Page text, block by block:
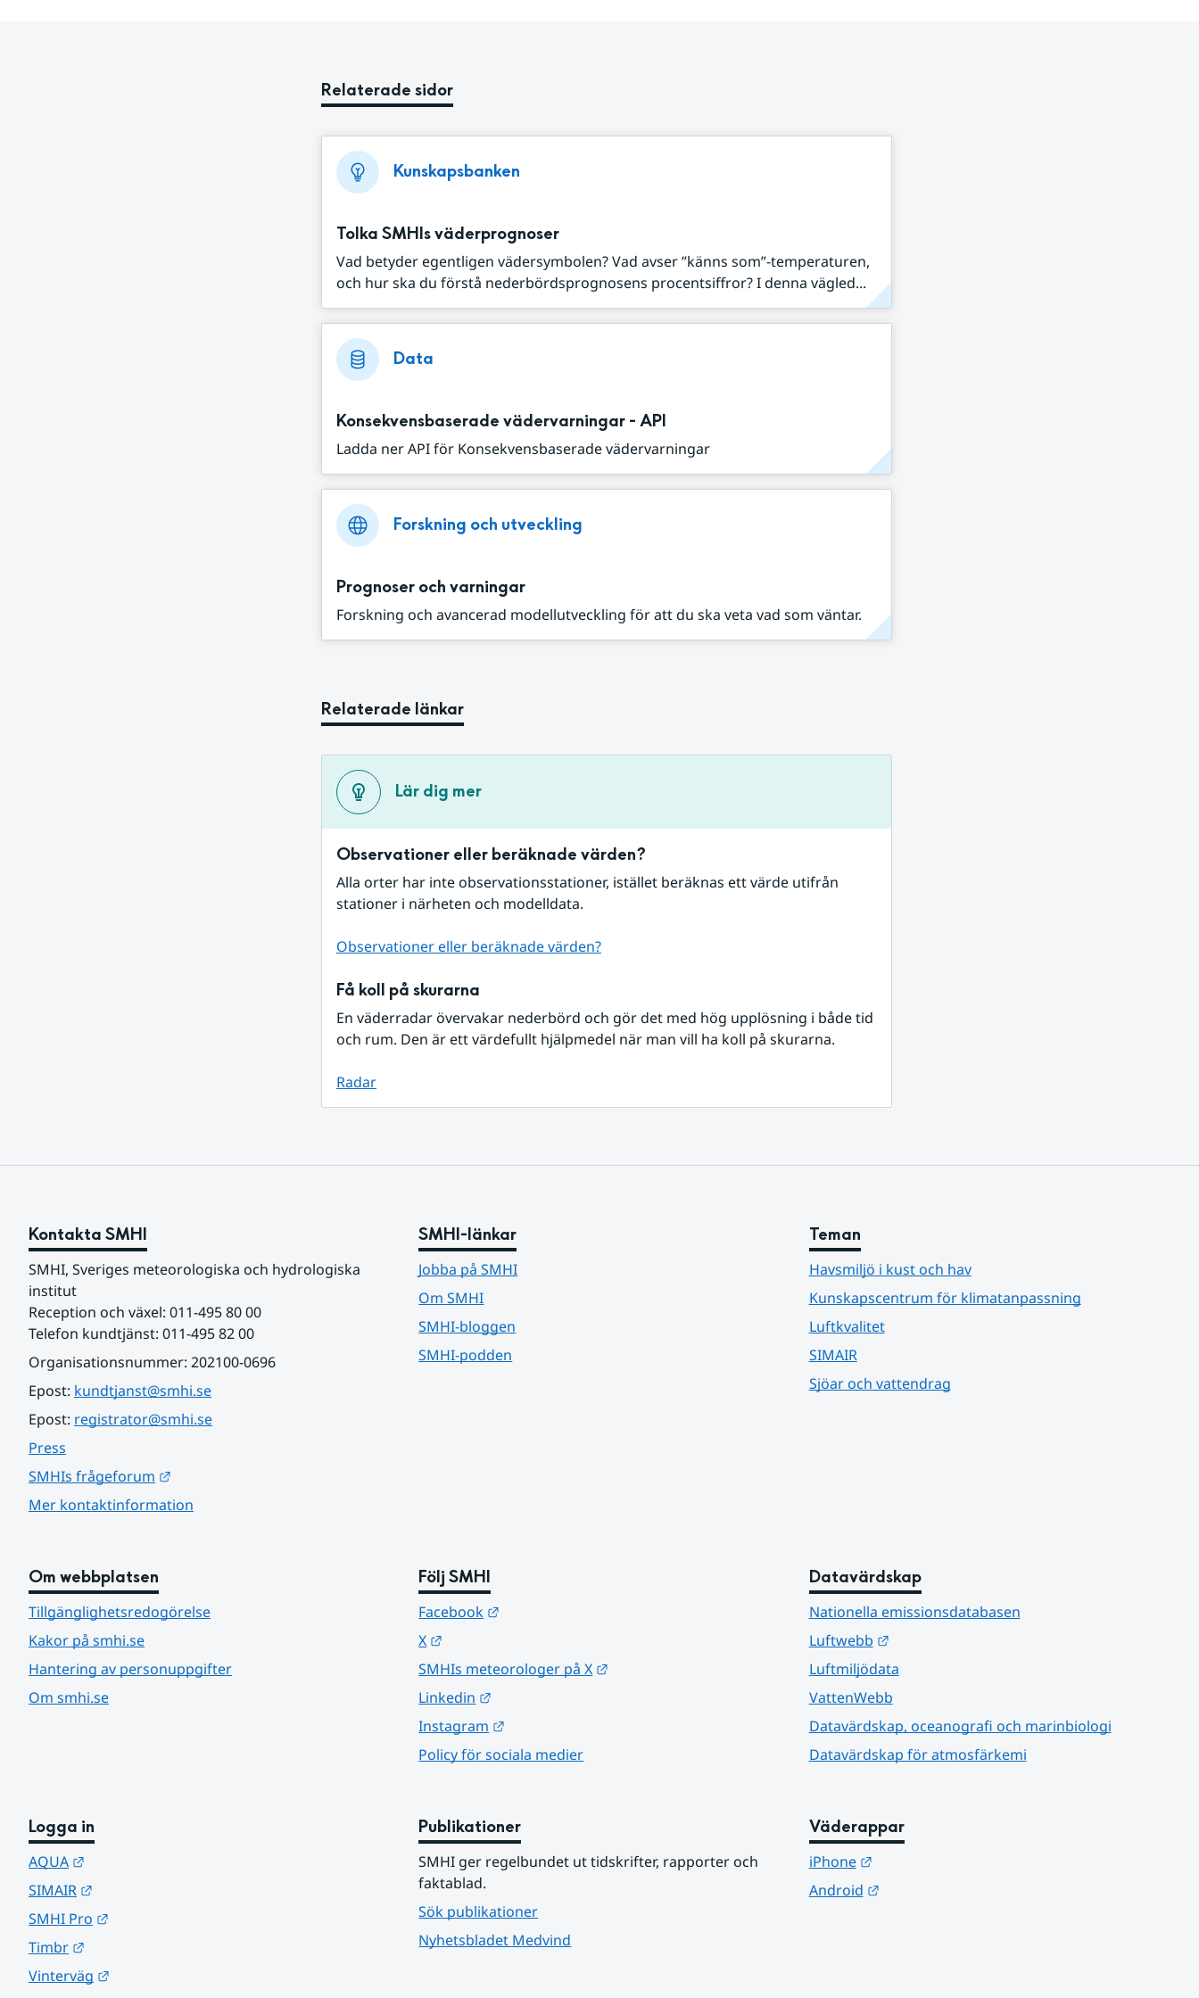
Relaterade sidor
Kunskapsbanken
Tolka SMHIs väderprognoser
Vad betyder egentligen vädersymbolen? Vad avser ”känns som”-temperaturen,
och hur ska du förstå nederbördsprognosens procentsiffror? I denna vägled...
Data
Konsekvensbaserade vädervarningar - API
Ladda ner API för Konsekvensbaserade vädervarningar
Forskning och utveckling
Prognoser och varningar
Forskning och avancerad modellutveckling för att du ska veta vad som väntar.
Relaterade länkar
Lär dig mer
Observationer eller beräknade värden?
Alla orter har inte observationsstationer, istället beräknas ett värde utifrån
stationer i närheten och modelldata.
Observationer eller beräknade värden?
Få koll på skurarna
En väderradar övervakar nederbörd och gör det med hög upplösning i både tid
och rum. Den är ett värdefullt hjälpmedel när man vill ha koll på skurarna.
Radar
Kontakta SMHI
SMHI, Sveriges meteorologiska och hydrologiska
institut
Reception och växel: 011-495 80 00
Telefon kundtjänst: 011-495 82 00
Organisationsnummer: 202100-0696
Epost: kundtjanst@smhi.se
Epost: registrator@smhi.se
Press
SMHIs frågeforum
Mer kontaktinformation
SMHI-länkar
Jobba på SMHI
Om SMHI
SMHI-bloggen
SMHI-podden
Teman
Havsmiljö i kust och hav
Kunskapscentrum för klimatanpassning
Luftkvalitet
SIMAIR
Sjöar och vattendrag
Om webbplatsen
Tillgänglighetsredogörelse
Kakor på smhi.se
Hantering av personuppgifter
Om smhi.se
Följ SMHI
Facebook
X
SMHIs meteorologer på X
Linkedin
Instagram
Policy för sociala medier
Datavärdskap
Nationella emissionsdatabasen
Luftwebb
Länk till annan webbplats.
Luftmiljödata
VattenWebb
Datavärdskap, oceanografi och marinbiologi
Datavärdskap för atmosfärkemi
Logga in
AQUA
SIMAIR
SMHI Pro
Timbr
Vinterväg
Publikationer
SMHI ger regelbundet ut tidskrifter, rapporter och
faktablad.
Sök publikationer
Nyhetsbladet Medvind
Väderappar
iPhone
Länk till annan webbplats.
Android
Länk till annan webbplats.